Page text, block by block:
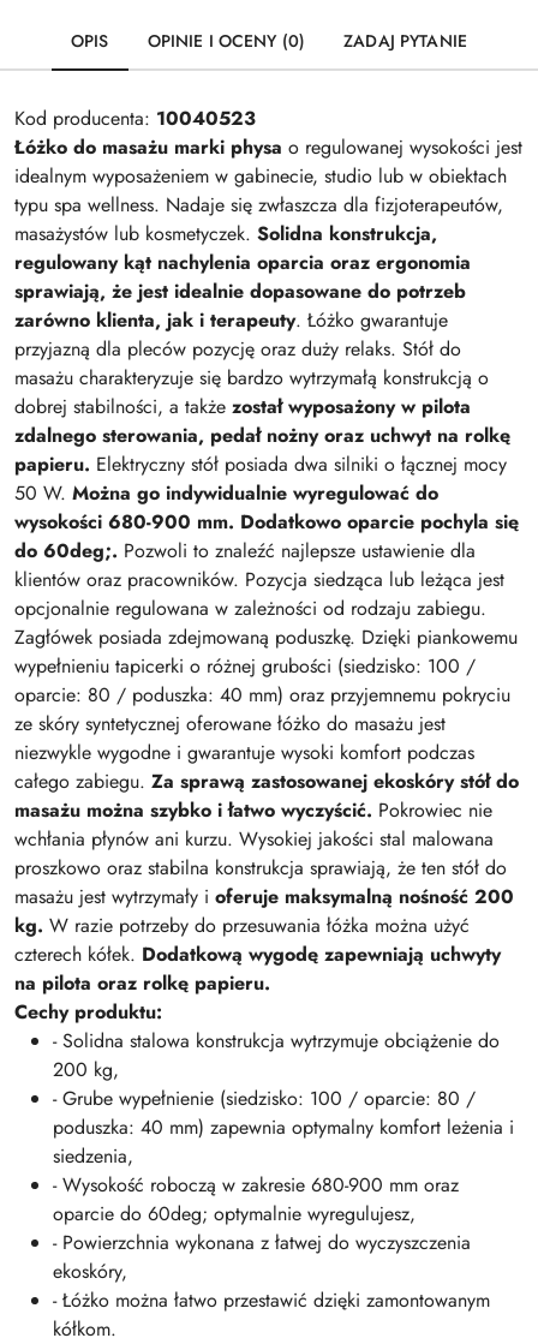
OPIS OPINIE I OCENY (0) ZADAJ PYTANIE
Kod producenta: 10040523
Łóżko do masażu marki physa o regulowanej wysokości jest
idealnym wyposażeniem w gabinecie, studio lub w obiektach
typu spa wellness. Nadaje się zwłaszcza dla fizjoterapeutów,
masażystów lub kosmetyczek. Solidna konstrukcja,
regulowany kąt nachylenia oparcia oraz ergonomia
sprawiają, że jest idealnie dopasowane do potrzeb
zarówno klienta, jak i terapeuty. Łóżko gwarantuje
przyjazną dla pleców pozycję oraz duży relaks. Stół do
masażu charakteryzuje się bardzo wytrzymałą konstrukcją o
dobrej stabilności, a także został wyposażony w pilota
zdalnego sterowania, pedał nożny oraz uchwyt na rolkę
papieru. Elektryczny stół posiada dwa silniki o łącznej mocy
50 W. Można go indywidualnie wyregulować do
wysokości 680-900 mm. Dodatkowo oparcie pochyla się
do 60deg;. Pozwoli to znaleźć najlepsze ustawienie dla
klientów oraz pracowników. Pozycja siedząca lub leżąca jest
opcjonalnie regulowana w zależności od rodzaju zabiegu.
Zagłówek posiada zdejmowaną poduszkę. Dzięki piankowemu
wypełnieniu tapicerki o różnej grubości (siedzisko: 100 /
oparcie: 80 / poduszka: 40 mm) oraz przyjemnemu pokryciu
ze skóry syntetycznej oferowane łóżko do masażu jest
niezwykle wygodne i gwarantuje wysoki komfort podczas
całego zabiegu. Za sprawą zastosowanej ekoskóry stół do
masażu można szybko i łatwo wyczyścić. Pokrowiec nie
wchłania płynów ani kurzu. Wysokiej jakości stal malowana
proszkowo oraz stabilna konstrukcja sprawiają, że ten stół do
masażu jest wytrzymały i oferuje maksymalną nośność 200
kg. W razie potrzeby do przesuwania łóżka można użyć
czterech kółek. Dodatkową wygodę zapewniają uchwyty
na pilota oraz rolkę papieru.
Cechy produktu:
- Solidna stalowa konstrukcja wytrzymuje obciążenie do
200 kg,
- Grube wypełnienie (siedzisko: 100 / oparcie: 80 /
poduszka: 40 mm) zapewnia optymalny komfort leżenia i
siedzenia,
- Wysokość roboczą w zakresie 680-900 mm oraz
oparcie do 60deg; optymalnie wyregulujesz,
- Powierzchnia wykonana z łatwej do wyczyszczenia
ekoskóry,
- Łóżko można łatwo przestawić dzięki zamontowanym
kółkom.